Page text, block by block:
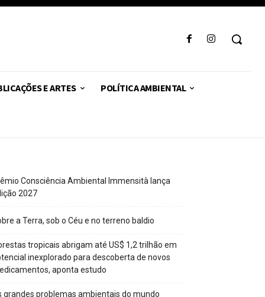
E ARTES POLÍTICA AMBIENTAL
Consciência Ambiental Immensità lança
2027
a Terra, sob o Céu e no terreno baldio
tropicais abrigam até US$ 1,2 trilhão em
inexplorado para descoberta de novos
aponta estudo
grandes problemas ambientais do mundo